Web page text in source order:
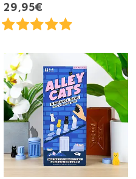
29,95€